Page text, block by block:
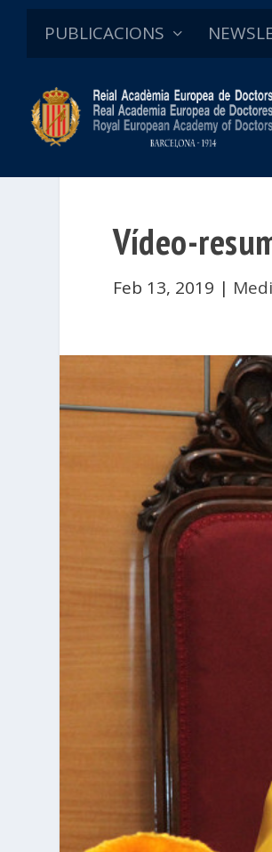
PUBLICACIONS
Vídeo-
Feb 13, 2019 |